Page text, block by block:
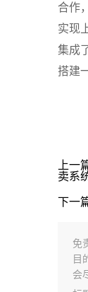
合作
实现
集成
搭建
上一
卖系
下一
免
目
会